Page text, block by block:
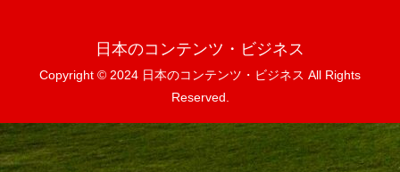
日本のコンテンツ・ビジネス
Copyright © 2024 日本のコンテンツ・ビジネス All Rights
Reserved.